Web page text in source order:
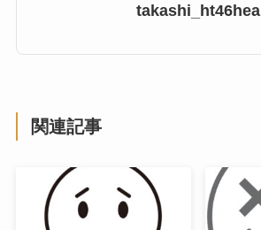
takashi_ht46hea
関連記事